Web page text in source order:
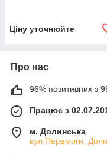
Ціну уточнюйте
Про нас
96% позитивних з 99
Працює з
м. Долинська
вул.Перемоги,